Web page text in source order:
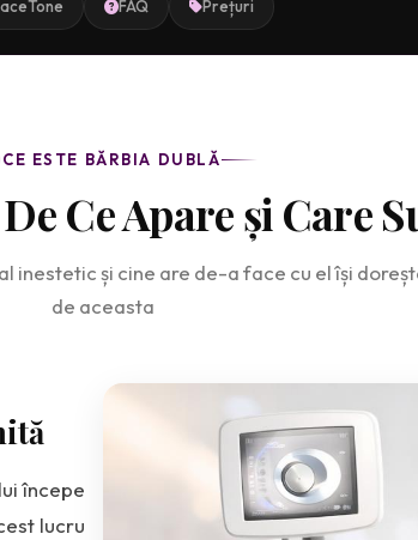
FAQ Prețuri
CE ESTE BĂRBIA DUBLĂ
Ce Apare și Care
inestetic și cine are de-a face cu el își
de aceasta
începe
lucru